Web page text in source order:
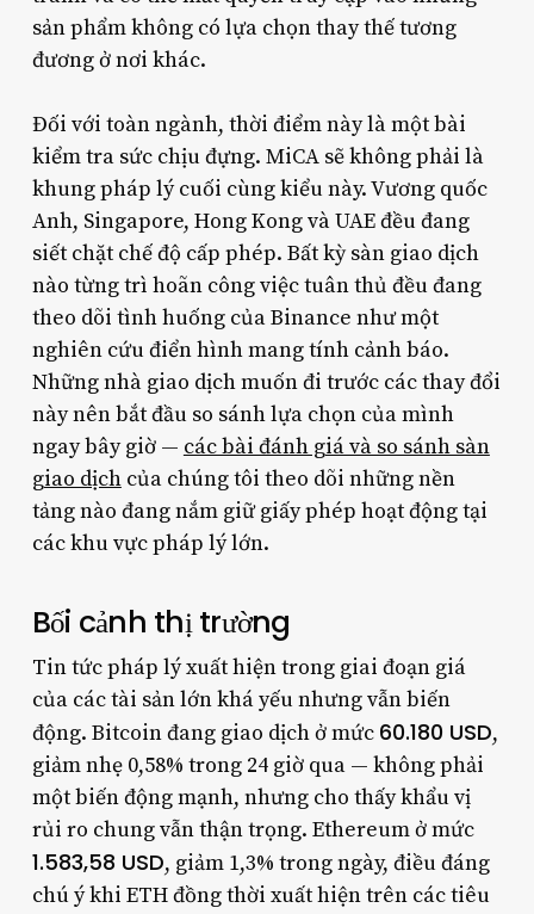
sản phẩm không có lựa chọn thay thế tương
đương ở nơi khác.
Đối với toàn ngành, thời điểm này là một bài
kiểm tra sức chịu đựng. MiCA sẽ không phải là
khung pháp lý cuối cùng kiểu này. Vương quốc
Anh, Singapore, Hong Kong và UAE đều đang
siết chặt chế độ cấp phép. Bất kỳ sàn giao dịch
nào từng trì hoãn công việc tuân thủ đều đang
theo dõi tình huống của Binance như một
nghiên cứu điển hình mang tính cảnh báo.
Những nhà giao dịch muốn đi trước các thay đổi
này nên bắt đầu so sánh lựa chọn của mình
ngay bây giờ — các bài đánh giá và so sánh sàn
giao dịchcủa chúng tôi theo dõi những nền
tảng nào đang nắm giữ giấy phép hoạt động tại
các khu vực pháp lý lớn.
Bối cảnh thị trường
Tin tức pháp lý xuất hiện trong giai đoạn giá
của các tài sản lớn khá yếu nhưng vẫn biến
động. Bitcoin đang giao dịch ở mức 60.180 USD,
giảm nhẹ 0,58% trong 24 giờ qua — không phải
một biến động mạnh, nhưng cho thấy khẩu vị
rủi ro chung vẫn thận trọng. Ethereum ở mức
1.583,58 USD, giảm 1,3% trong ngày, điều đáng
chú ý khi ETH đồng thời xuất hiện trên các tiêu